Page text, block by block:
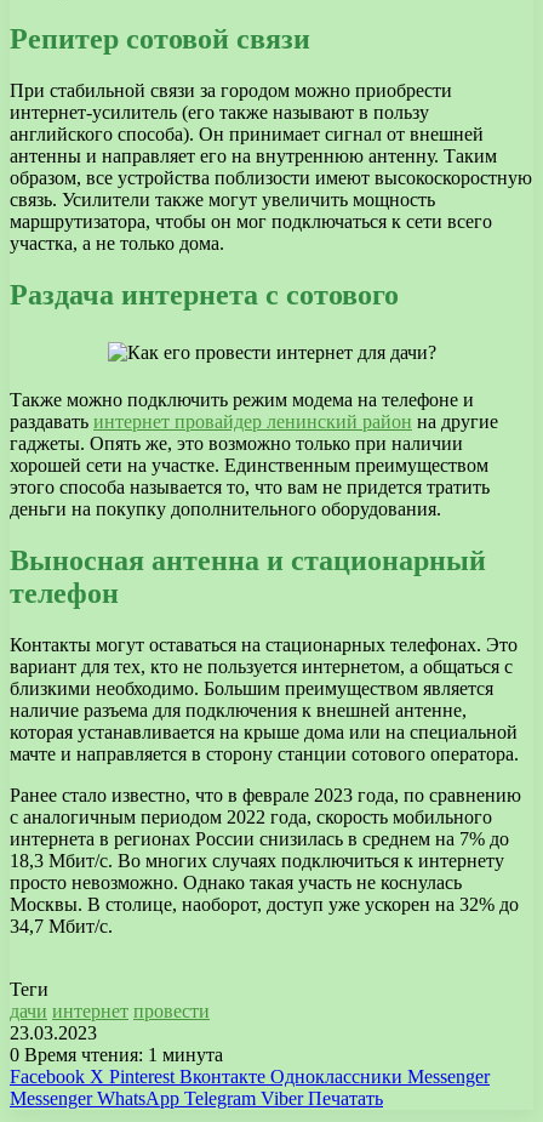
Репитер сотовой связи
При стабильной связи за городом можно приобрести
интернет-усилитель (его также называют в пользу
английского способа). Он принимает сигнал от внешней
антенны и направляет его на внутреннюю антенну. Таким
образом, все устройства поблизости имеют высокоскоростную
связь. Усилители также могут увеличить мощность
маршрутизатора, чтобы он мог подключаться к сети всего
участка, а не только дома.
Раздача интернета с сотового
Также можно подключить режим модема на телефоне и
раздавать интернет провайдер ленинский район на другие
гаджеты. Опять же, это возможно только при наличии
хорошей сети на участке. Единственным преимуществом
этого способа называется то, что вам не придется тратить
деньги на покупку дополнительного оборудования.
Выносная антенна и стационарный
телефон
Контакты могут оставаться на стационарных телефонах. Это
вариант для тех, кто не пользуется интернетом, а общаться с
близкими необходимо. Большим преимуществом является
наличие разъема для подключения к внешней антенне,
которая устанавливается на крыше дома или на специальной
мачте и направляется в сторону станции сотового оператора.
Ранее стало известно, что в феврале 2023 года, по сравнению
с аналогичным периодом 2022 года, скорость мобильного
интернета в регионах России снизилась в среднем на 7% до
18,3 Мбит/с. Во многих случаях подключиться к интернету
просто невозможно. Однако такая участь не коснулась
Москвы. В столице, наоборот, доступ уже ускорен на 32% до
34,7 Мбит/с.
Теги
дачи интернет провести
23.03.2023
0 Время чтения: 1 минута
Facebook X Pinterest Вконтакте Одноклассники Messenger
Messenger WhatsApp Telegram Viber Печатать